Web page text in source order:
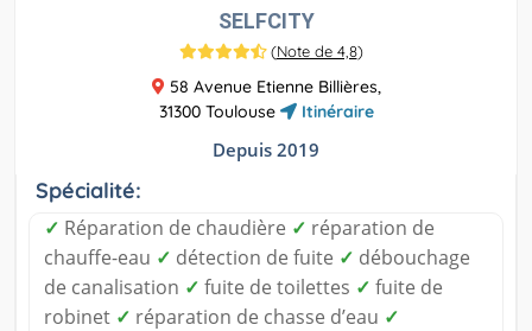
SELFCITY
(Note de 4,8)
58 Avenue Etienne Billières,
31300 Toulouse
Itinéraire
Depuis 2019
Spécialité:
✓ Réparation de chaudière ✓ réparation de
chauffe-eau ✓ détection de fuite ✓ débouchage
de canalisation ✓ fuite de toilettes ✓ fuite de
robinet ✓ réparation de chasse d’eau ✓